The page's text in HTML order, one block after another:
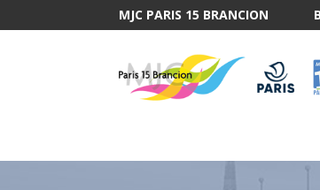
MJC PARIS 15 BRANCION